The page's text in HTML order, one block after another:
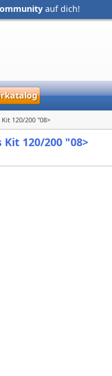
auf dich!
120/200 "08>
120/200 "08>